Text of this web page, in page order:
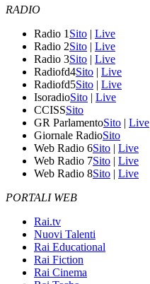
RADIO
Radio 1 Sito | Live
Radio 2Sito | Live
Radio 3Sito | Live
Radiofd4Sito | Live
Radiofd5Sito | Live
IsoradioSito | Live
CCISSSito
GR ParlamentoSito | Live
Giornale RadioSito
Web Radio 6Sito | Live
Web Radio 7Sito | Live
Web Radio 8Sito | Live
PORTALI WEB
Rai.tv
Nuovi Talenti
Rai Educational
Rai Fiction
Rai Cinema